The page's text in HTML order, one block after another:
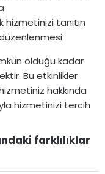
tanıtın
olduğu kadar
Bu etkinlikler
hakkında
hizmetinizi tercih
farklılıklar